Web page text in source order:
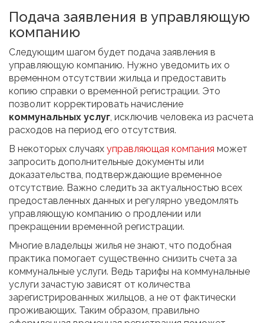
Подача заявления в управляющую
компанию
Следующим шагом будет подача заявления в
управляющую компанию. Нужно уведомить их о
временном отсутствии жильца и предоставить
копию справки о временной регистрации. Это
позволит корректировать начисление
коммунальных услуг , исключив человека из расчета
расходов на период его отсутствия.
В некоторых случаях управляющая компания может
запросить дополнительные документы или
доказательства, подтверждающие временное
отсутствие. Важно следить за актуальностью всех
предоставленных данных и регулярно уведомлять
управляющую компанию о продлении или
прекращении временной регистрации.
Многие владельцы жилья не знают, что подобная
практика помогает существенно снизить счета за
коммунальные услуги. Ведь тарифы на коммунальные
услуги зачастую зависят от количества
зарегистрированных жильцов, а не от фактически
проживающих. Таким образом, правильно